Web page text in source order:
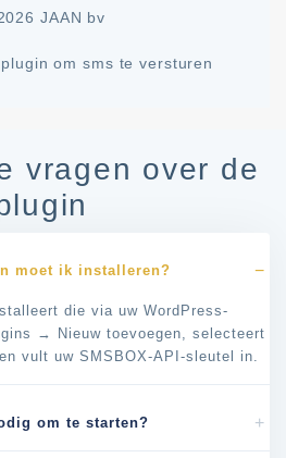
JAAN bv
om sms te versturen
vragen over de
moet ik installeren?
die via uw WordPress-
→ Nieuw toevoegen, selecteert
vult uw SMSBOX-API-sleutel in.
om te starten?